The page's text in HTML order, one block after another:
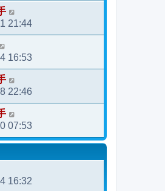
21:44
16:53
22:46
07:53
16:32